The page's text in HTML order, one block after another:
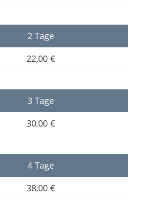
2 Tage
22,00 €
3 Tage
30,00 €
4 Tage
38,00 €